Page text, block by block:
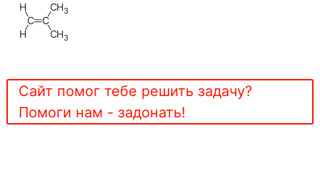
H
C
H
C
CH3
CH3
Сайт помог тебе решить задачу?
Помоги нам - задонать!